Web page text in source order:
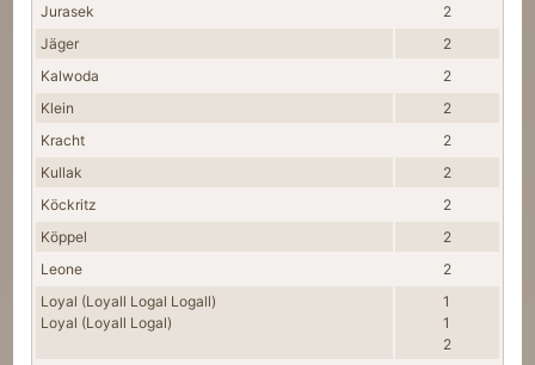
Jurasek
2
Jäger
2
Kalwoda
2
Klein
2
Kracht
2
Kullak
2
Köckritz
2
Köppel
2
Leone
2
Loyal (Loyall Logal Logall)
Loyal (Loyall Logal)
1
1
2